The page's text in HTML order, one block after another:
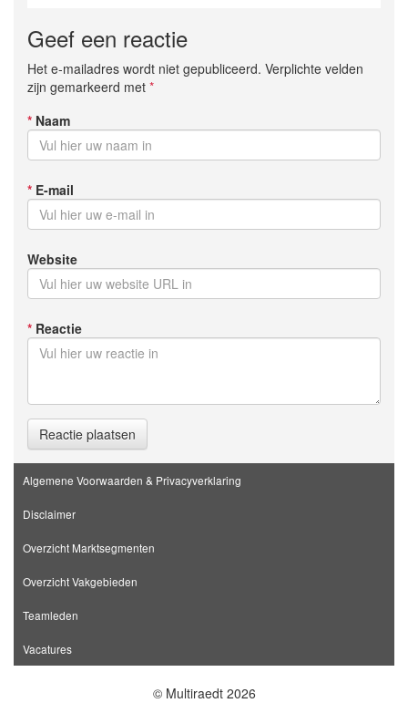
Geef een reactie
Het e-mailadres wordt niet gepubliceerd. Verplichte velden
zijn gemarkeerd met *
* Naam
* E-mail
Website
* Reactie
Reactie plaatsen
Algemene Voorwaarden & Privacyverklaring
Disclaimer
Overzicht Marktsegmenten
Overzicht Vakgebieden
Teamleden
Vacatures
© Multiraedt 2026